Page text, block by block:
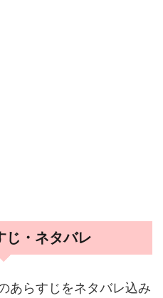
じ・ネタバレ
あらすじをネタバレ込み